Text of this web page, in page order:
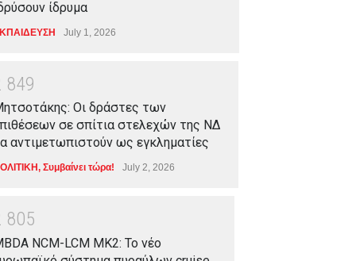
ίδρυμα
July 1, 2026
849
Οι δράστες των
σε σπίτια στελεχών της ΝΔ
αντιμετωπιστούν ως εγκληματίες
, Συμβαίνει τώρα! July 2, 2026
805
NCM-LCM MK2: Το νέο